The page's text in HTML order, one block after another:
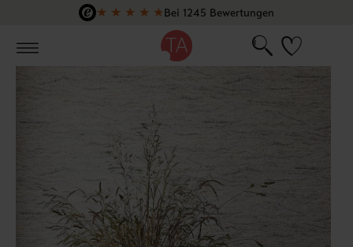
Zum Hauptinhalt springen
★ ★ ★ ★ ★Bei 1245 Bewertungen